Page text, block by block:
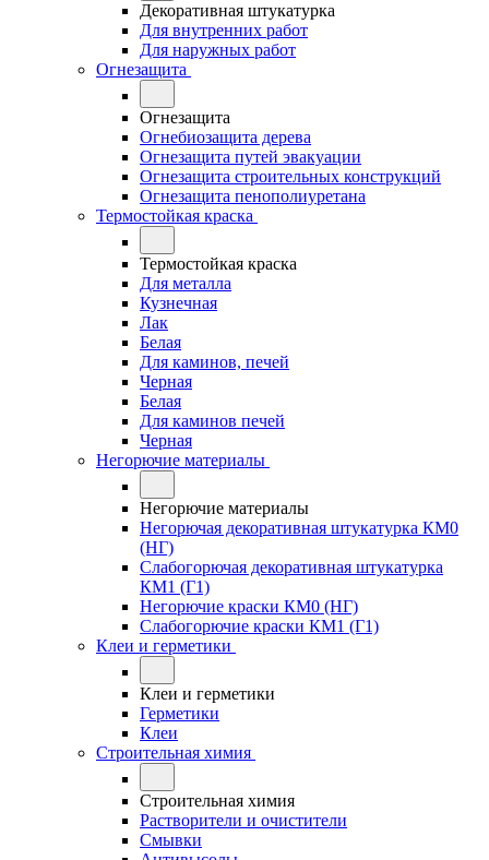
Декоративная штукатурка
Для внутренних работ
Для наружных работ
Огнезащита
Огнезащита
Огнебиозащита дерева
Огнезащита путей эвакуации
Огнезащита строительных конструкций
Огнезащита пенополиуретана
Термостойкая краска
Термостойкая краска
Для металла
Кузнечная
Лак
Белая
Для каминов, печей
Черная
Белая
Для каминов печей
Черная
Негорючие материалы
Негорючие материалы
Негорючая декоративная штукатурка КМ0
(НГ)
Слабогорючая декоративная штукатурка
КМ1 (Г1)
Негорючие краски КМ0 (НГ)
Слабогорючие краски КМ1 (Г1)
Клеи и герметики
Клеи и герметики
Герметики
Клеи
Строительная химия
Строительная химия
Растворители и очистители
Смывки